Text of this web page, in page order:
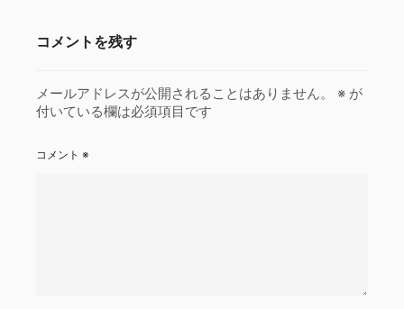
コメントを残す
メールアドレスが公開されることはありません。 ※ が
付いている欄は必須項目です
コメント ※